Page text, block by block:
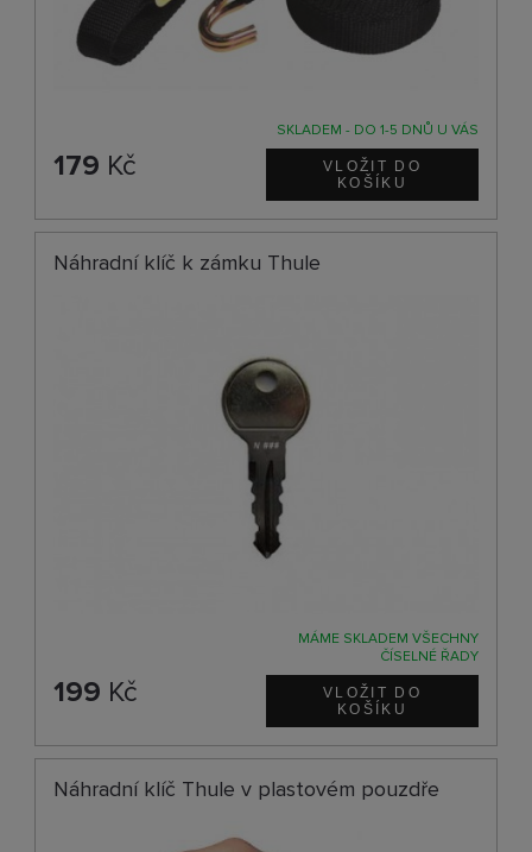
SKLADEM - DO 1-5 DNŮ U VÁS
179 Kč
Náhradní klíč k zámku Thule
MÁME SKLADEM VŠECHNY
ČÍSELNÉ ŘADY
199 Kč
Náhradní klíč Thule v plastovém pouzdře